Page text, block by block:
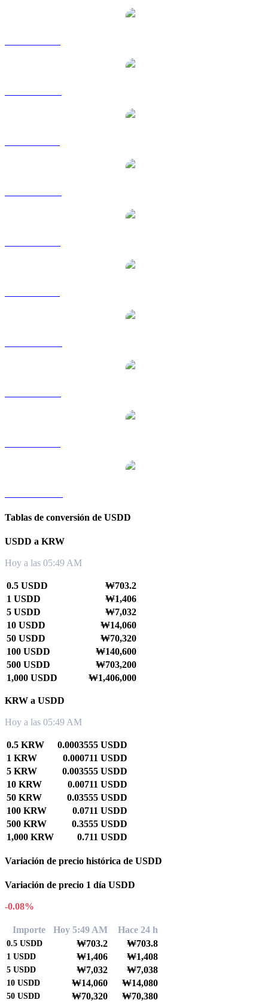
Tablas de conversión de USDD
USDD a KRW
Hoy a las 05:49 AM
0.5 USDD
₩703.2
1 USDD
₩1,406
5 USDD
₩7,032
10 USDD
₩14,060
50 USDD
₩70,320
100 USDD
₩140,600
500 USDD
₩703,200
1,000 USDD
₩1,406,000
KRW a USDD
Hoy a las 05:49 AM
0.5 KRW
0.0003555 USDD
1 KRW
0.000711 USDD
5 KRW
0.003555 USDD
10 KRW
0.00711 USDD
50 KRW
0.03555 USDD
100 KRW
0.0711 USDD
500 KRW
0.3555 USDD
1,000 KRW
0.711 USDD
Variación de precio histórica de USDD
Variación de precio 1 día USDD
-0.08%
Importe Hoy 5:49 AM Hace 24 h
0.5 USDD ₩703.2 ₩703.8
1 USDD ₩1,406 ₩1,408
5 USDD ₩7,032 ₩7,038
10 USDD ₩14,060 ₩14,080
50 USDD ₩70,320 ₩70,380